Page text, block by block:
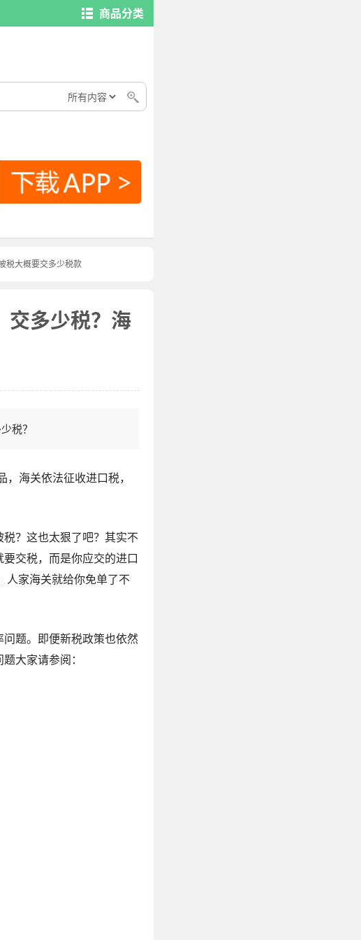
商品分类
税大概要交多少税款
交多少税？海
税？
海关依法征收进口税，
？这也太狠了吧？其实不
交税，而是你应交的进口
人家海关就给你免单了不
题。即便新税政策也依然
大家请参阅：